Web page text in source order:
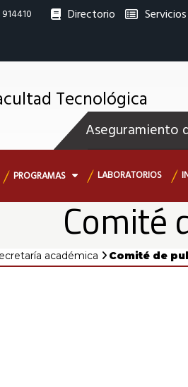
Directorio Servicios
Tecnológica
Menú
Aseguramiento
PROGRAMAS LABORATORIOS
Comité
académica Comité de